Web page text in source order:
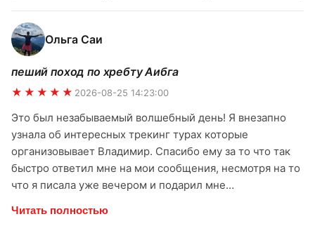
прекрасный поход! Однозначно буду рекомендовать
всем друзьям и знакомым. Обязательно ещё вернусь к
вам за новыми впечатлениями!
Ольга Саи
пеший поход по хребту Аибга
★★★★★ 2026-08-25 14:23:00
Это был незабываемый волшебный день! Я внезапно
узнала об интересных трекинг турах которые
организовывает Владимир. Спасибо ему за то что так
быстро ответил мне на мои сообщения, несмотря на то
что я писала уже вечером и подарил мне
же мне повезло с гидом! Егор учел все мои пожелания
Читать полностью